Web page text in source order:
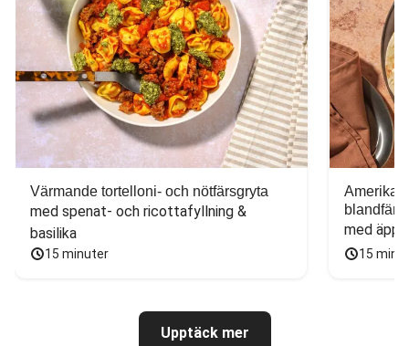
Värmande tortelloni- och nötfärsgryta
med spenat- och ricottafyllning &
basilika
15 minuter
blandfärs
med
15
Upptäck mer